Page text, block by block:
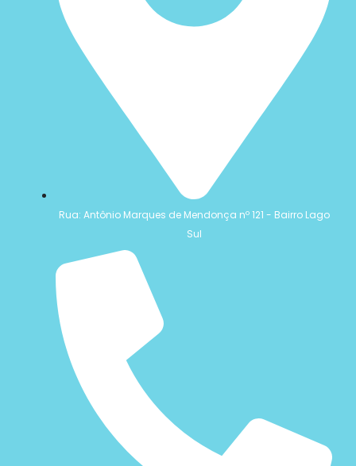
Rua: Antônio Marques de Mendonça nº 121 - Bairro Lago
Sul